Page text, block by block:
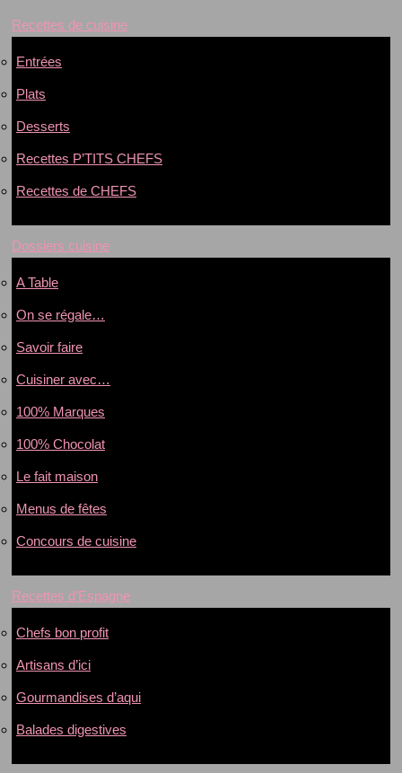
Recettes de cuisine
Entrées
Plats
Desserts
Recettes P’TITS CHEFS
Recettes de CHEFS
Dossiers cuisine
A Table
On se régale…
Savoir faire
Cuisiner avec…
100% Marques
100% Chocolat
Le fait maison
Menus de fêtes
Concours de cuisine
Recettes d’Espagne
Chefs bon profit
Artisans d’ici
Gourmandises d’aqui
Balades digestives